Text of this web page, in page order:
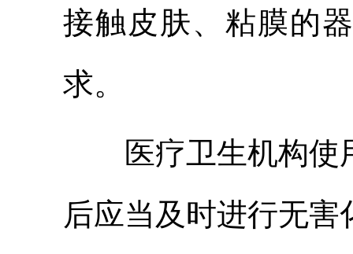
接触皮肤、粘膜的
求。
医疗卫生机构
后应当及时进行无害